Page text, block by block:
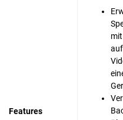
Features